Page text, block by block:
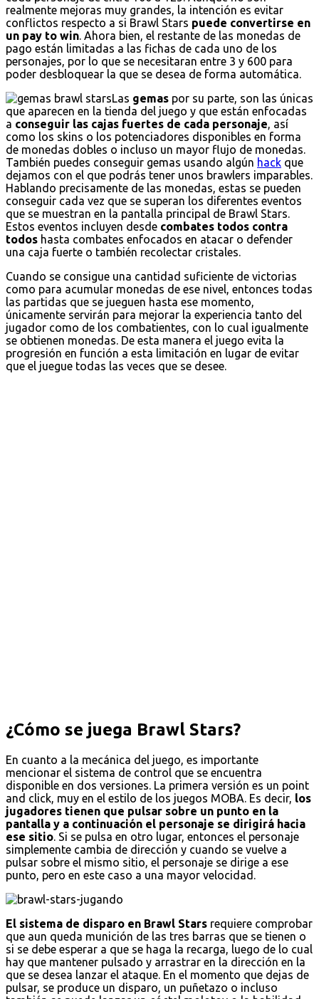
realmente mejoras muy grandes, la intención es evitar
conflictos respecto a si Brawl Stars puede convertirse en
un pay to win . Ahora bien, el restante de las monedas de
pago están limitadas a las fichas de cada uno de los
personajes, por lo que se necesitaran entre 3 y 600 para
poder desbloquear la que se desea de forma automática.
Las gemas por su parte, son las únicas
que aparecen en la tienda del juego y que están enfocadas
a conseguir las cajas fuertes de cada personaje , así
como los skins o los potenciadores disponibles en forma
de monedas dobles o incluso un mayor flujo de monedas.
También puedes conseguir gemas usando algún hack que
dejamos con el que podrás tener unos brawlers imparables.
Hablando precisamente de las monedas, estas se pueden
conseguir cada vez que se superan los diferentes eventos
que se muestran en la pantalla principal de Brawl Stars.
Estos eventos incluyen desde combates todos contra
todos hasta combates enfocados en atacar o defender
una caja fuerte o también recolectar cristales.
Cuando se consigue una cantidad suficiente de victorias
como para acumular monedas de ese nivel, entonces todas
las partidas que se jueguen hasta ese momento,
únicamente servirán para mejorar la experiencia tanto del
jugador como de los combatientes, con lo cual igualmente
se obtienen monedas. De esta manera el juego evita la
progresión en función a esta limitación en lugar de evitar
que el juegue todas las veces que se desee.
¿Cómo se juega Brawl Stars?
En cuanto a la mecánica del juego, es importante
mencionar el sistema de control que se encuentra
disponible en dos versiones. La primera versión es un point
and click, muy en el estilo de los juegos MOBA. Es decir, los
jugadores tienen que pulsar sobre un punto en la
pantalla y a continuación el personaje se dirigirá hacia
ese sitio. Si se pulsa en otro lugar, entonces el personaje
simplemente cambia de dirección y cuando se vuelve a
pulsar sobre el mismo sitio, el personaje se dirige a ese
punto, pero en este caso a una mayor velocidad.
El sistema de disparo en Brawl Stars requiere comprobar
que aun queda munición de las tres barras que se tienen o
si se debe esperar a que se haga la recarga, luego de lo cual
hay que mantener pulsado y arrastrar en la dirección en la
que se desea lanzar el ataque. En el momento que dejas de
pulsar, se produce un disparo, un puñetazo o incluso